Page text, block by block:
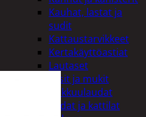
Kauhat, lastat ja
sudit
Kattaustarvikkeet
Kertakäyttöastiat
Lautaset
Lasit ja mukit
Leikkuulaudat
Padat ja kattilat